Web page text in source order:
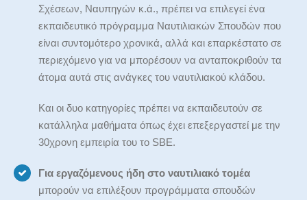
Σχέσεων, Ναυπηγών κ.ά., πρέπει να επιλεγεί ένα
εκπαιδευτικό πρόγραμμα Ναυτιλιακών Σπουδών που
είναι συντομότερο χρονικά, αλλά και επαρκέστατο σε
περιεχόμενο για να μπορέσουν να ανταποκριθούν τα
άτομα αυτά στις ανάγκες του ναυτιλιακού κλάδου.
Και οι δυο κατηγορίες πρέπει να εκπαιδευτούν σε
κατάλληλα μαθήματα όπως έχει επεξεργαστεί με την
30χρονη εμπειρία του το SBE.
Για εργαζόμενους ήδη στο ναυτιλιακό τομέα
μπορούν να επιλέξουν προγράμματα σπουδών